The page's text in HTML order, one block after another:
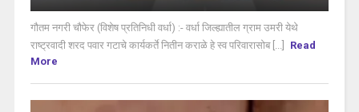
गौतम नगरी चौफेर (विशेष प्रतिनिधी वर्धा) :- वर्धा जिल्ह्यातील ग्राम उमरी येथे
राष्ट्रवादी शरद पवार गटाचे कार्यकर्ते नितीन कराळे हे स्व परिवारासोब [...]
Read
More